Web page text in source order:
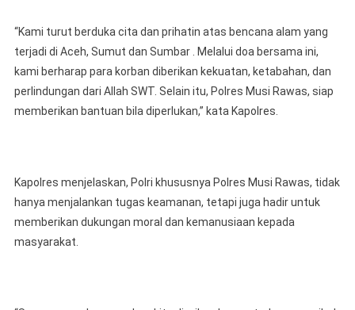
“Kami turut berduka cita dan prihatin atas bencana alam yang
terjadi di Aceh, Sumut dan Sumbar . Melalui doa bersama ini,
kami berharap para korban diberikan kekuatan, ketabahan, dan
perlindungan dari Allah SWT. Selain itu, Polres Musi Rawas, siap
memberikan bantuan bila diperlukan,” kata Kapolres.
Kapolres menjelaskan, Polri khususnya Polres Musi Rawas, tidak
hanya menjalankan tugas keamanan, tetapi juga hadir untuk
memberikan dukungan moral dan kemanusiaan kepada
masyarakat.